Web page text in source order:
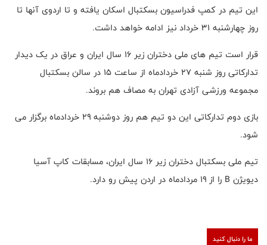
این تیم در کمپ فدراسیون بسکتبال اسکان یافته و تا اردوی آنها تا
روز چهارشنبه ۳۱ خرداد نیز ادامه خواهد داشت.
قرار است تیم های ملی دختران زیر ۱۶ سال ایران و عراق در یک دیدار
تدارکاتی روز شنبه ۲۷ خردادماه از ساعت ۱۵ در سالن بسکتبال
مجموعه ورزشی آزادی تهران به مصاف هم بروند.
بازی دوم تدارکاتی این دو تیم هم روز دوشنبه ۲۹ خردادماه برگزار می
شود.
تیم ملی بسکتبال دختران زیر ۱۶ سال ایران، مسابقات کاپ آسیا
دیویژن B را از ۱۹ مردادماه در اردن پیش رو دارد.
ما را دنبال کنید